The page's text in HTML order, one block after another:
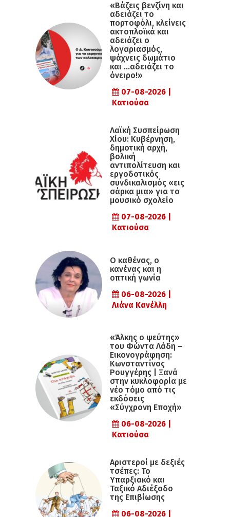
«Βάζεις βενζίνη και
αδειάζει το
πορτοφόλι, κλείνεις
ακτοπλοϊκά και
αδειάζει ο
λογαριασμός,
ψάχνεις δωμάτιο
και …αδειάζει το
όνειρο!»
07-08-2026 |
Κατιούσα
Λαϊκή Συσπείρωση
Χίου: Κυβέρνηση,
δημοτική αρχή,
βολική
αντιπολίτευση και
εργοδοτικός
συνδικαλισμός «εις
σάρκα μια» για το
μουσικό σχολείο
07-08-2026 |
Κατιούσα
Ο καθένας, ο
κανένας και η
οπτική γωνία
06-08-2026 |
Λιάνα Κανέλλη
«Άλκης ο ψεύτης»
του Φώντα Λάδη –
Εικονογράφηση:
Κωνσταντίνος
Ρουγγέρης | Ξανά
στην κυκλοφορία με
νέο τόμο από τις
εκδόσεις
«Σύγχρονη Εποχή»
06-08-2026 |
Κατιούσα
Αριστεροί με δεξιές
τσέπες: Το
Υπαρξιακό και
Ταξικό Αδιέξοδο
της Επιβίωσης
06-08-2026 |